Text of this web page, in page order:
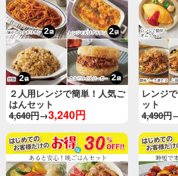
２人用レンジで簡単！人気ご
はんセット
4,640円→3,240円
レンジ
ット
4,490円